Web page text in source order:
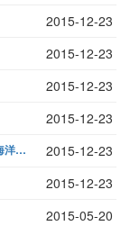
2015-12-23
2015-12-23
2015-12-23
2015-12-23
漳浦副县长陈美慧：漳浦曾为“海丝”护航 将再创海洋辉煌... 2015-12-23
2015-12-23
2015-05-20